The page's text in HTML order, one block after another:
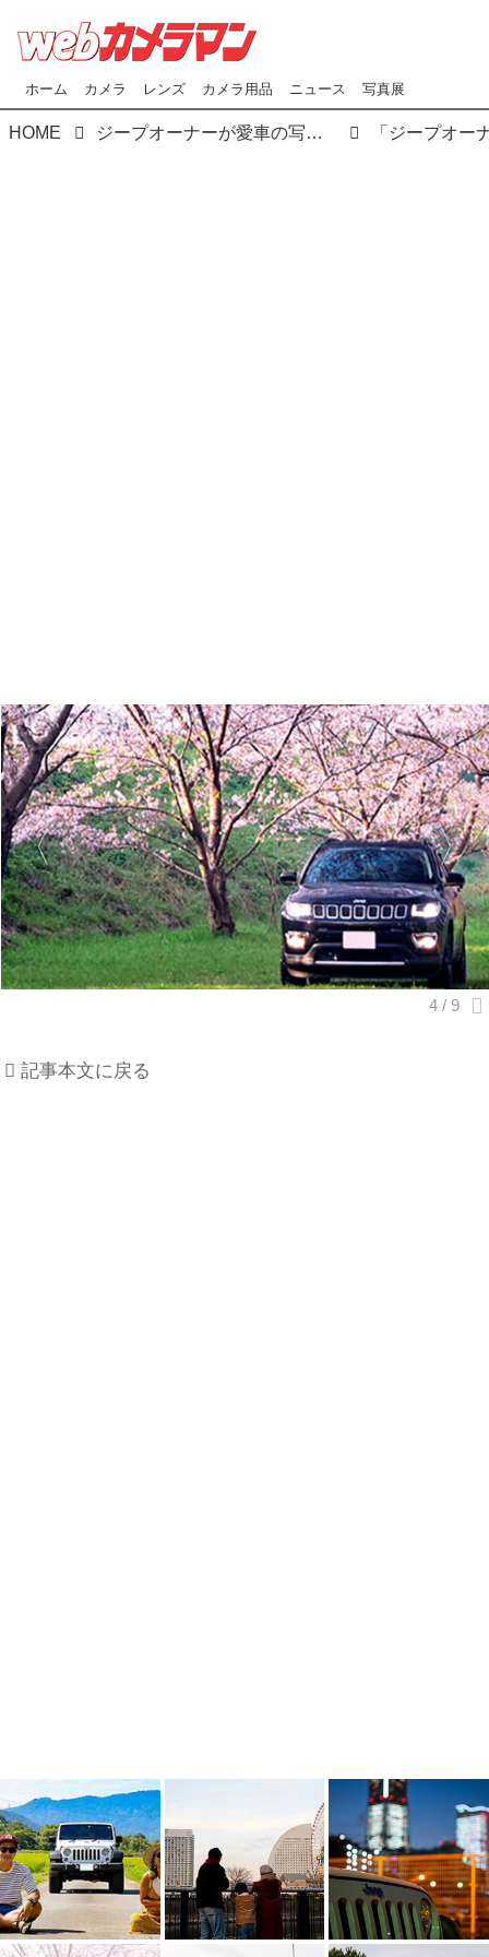
ホーム カメラ レンズ カメラ用品 ニュース 写真展
HOME ジープオーナーが愛車の写真で腕を競い合う「2019 Real Photo Contest」（リアル フォト コンテスト）開催
記事本文に戻る